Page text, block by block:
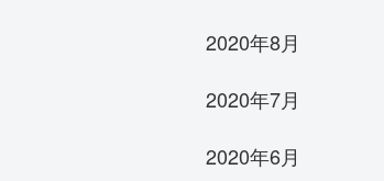
2020年8月
2020年7月
2020年6月